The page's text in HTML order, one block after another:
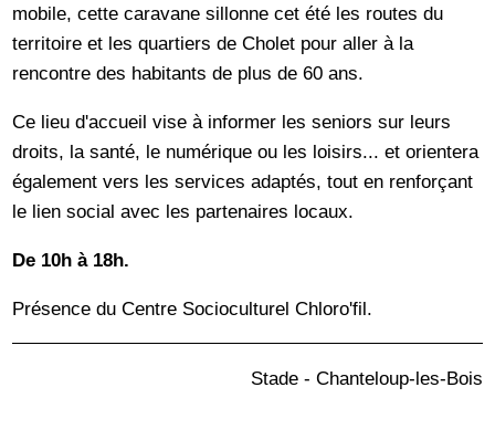
mobile, cette caravane sillonne cet été les routes du
territoire et les quartiers de Cholet pour aller à la
rencontre des habitants de plus de 60 ans.
Ce lieu d'accueil vise à informer les seniors sur leurs
droits, la santé, le numérique ou les loisirs... et orientera
également vers les services adaptés, tout en renforçant
le lien social avec les partenaires locaux.
De 10h à 18h.
Présence du Centre Socioculturel Chloro'fil.
Stade - Chanteloup-les-Bois